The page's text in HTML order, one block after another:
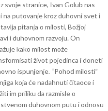
svoje stranice, Ivan Golub nas
na putovanje kroz duhovni svet i
pitanja o milosti, Božjoj
i duhovnom razvoju. On
kako milost može
život pojedinca i doneti
ispunjenje. “Pohod milosti”
koja će nadahnuti čitaoce i
im priliku da razmisle o
duhovnom putu i odnosu